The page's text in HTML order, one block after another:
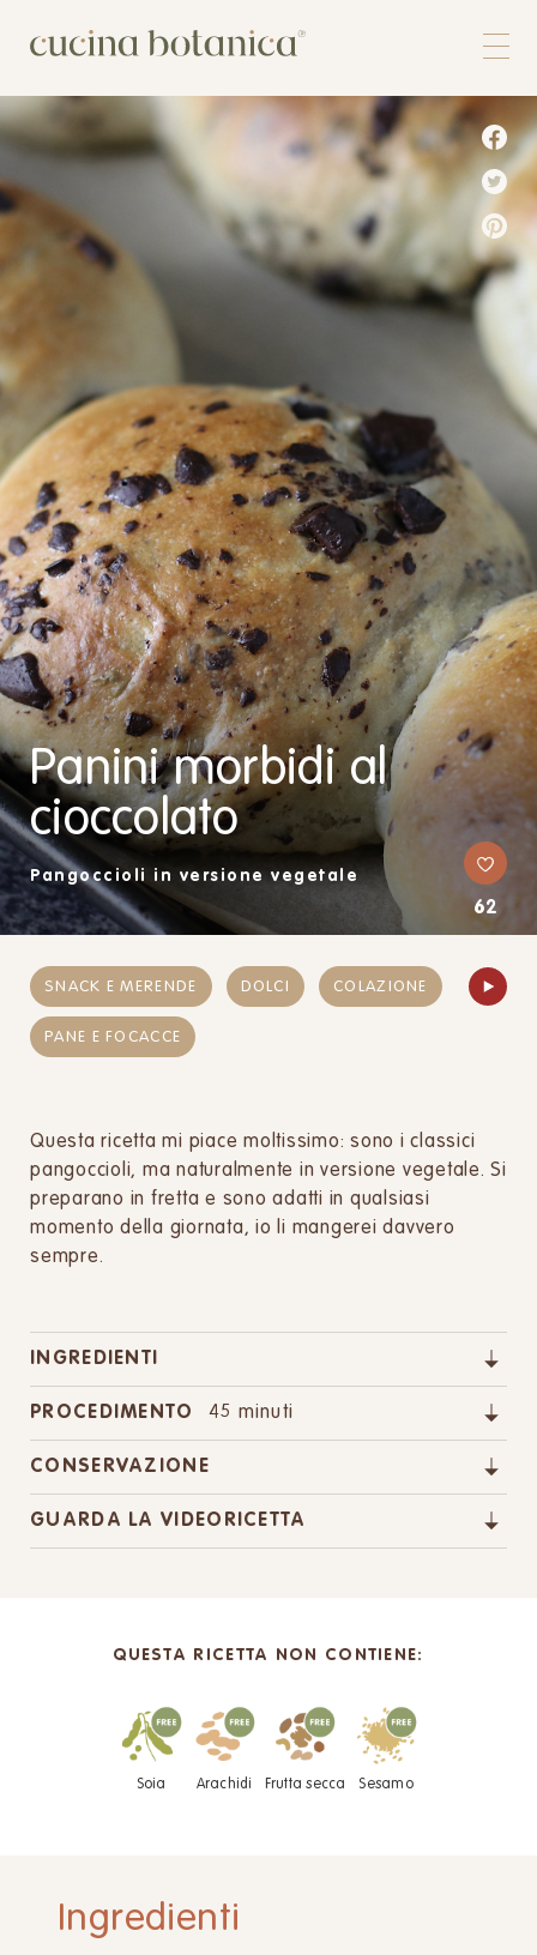
Shop
Chi siamo
Contatti
Panini morbidi al
cioccolato
Pangoccioli in versione vegetale
62
SNACK E MERENDE DOLCI COLAZIONE
PANE E FOCACCE
Questa ricetta mi piace moltissimo: sono i classici
pangoccioli, ma naturalmente in versione vegetale. Si
preparano in fretta e sono adatti in qualsiasi
momento della giornata, io li mangerei davvero
sempre.
INGREDIENTI
PROCEDIMENTO 45 minuti
CONSERVAZIONE
GUARDA LA VIDEORICETTA
QUESTA RICETTA NON CONTIENE:
Soia Arachidi Frutta secca Sesamo
Ingredienti